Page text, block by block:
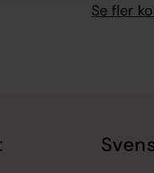
Se fler